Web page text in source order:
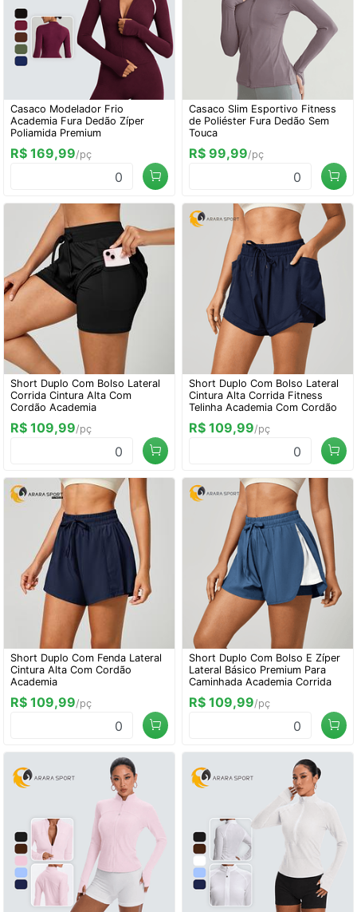
Casaco Modelador Frio
Academia Fura Dedão Zíper
Poliamida Premium
R$ 169,99/pç
0
Casaco Slim Esportivo Fitness
de Poliéster Fura Dedão Sem
Touca
R$ 99,99/pç
0
Short Duplo Com Bolso Lateral
Corrida Cintura Alta Com
Cordão Academia
R$ 109,99/pç
0
Short Duplo Com Bolso Lateral
Cintura Alta Corrida Fitness
Telinha Academia Com Cordão
R$ 109,99/pç
0
Short Duplo Com Fenda Lateral
Cintura Alta Com Cordão
Academia
R$ 109,99/pç
0
Short Duplo Com Bolso E Zíper
Lateral Básico Premium Para
Caminhada Academia Corrida
R$ 109,99/pç
0